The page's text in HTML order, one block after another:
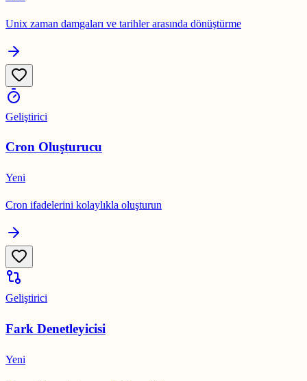
Unix zaman damgaları ve tarihler arasında dönüştürme
Geliştirici
Cron Oluşturucu
Yeni
Cron ifadelerini kolaylıkla oluşturun
Geliştirici
Fark Denetleyicisi
Yeni